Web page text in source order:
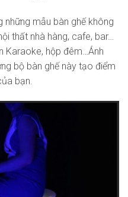
những mẫu bàn ghế không
thất nhà hàng, cafe, bar…
Karaoke, hộp đêm…Ánh
bộ bàn ghế này tạo điểm
bạn.